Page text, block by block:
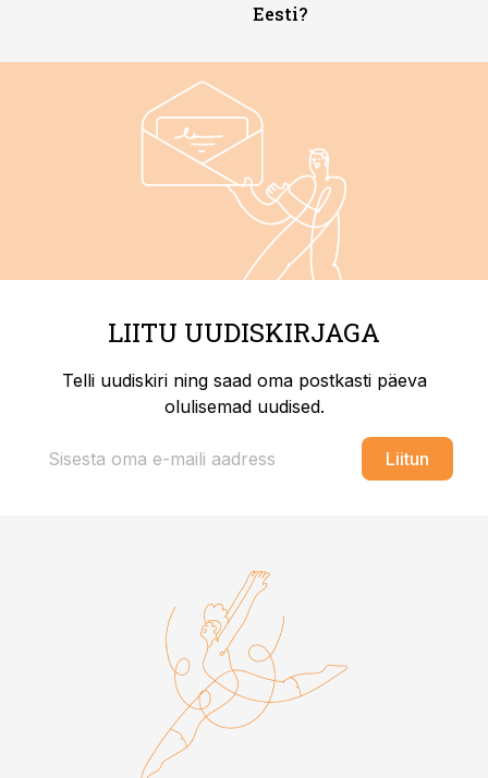
Eesti?
LIITU UUDISKIRJAGA
Telli uudiskiri ning saad oma postkasti päeva
olulisemad uudised.
Liitun